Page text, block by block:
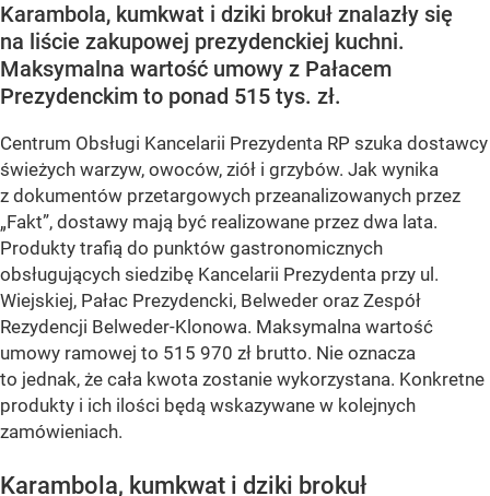
Karambola, kumkwat i dziki brokuł znalazły się
na liście zakupowej prezydenckiej kuchni.
Maksymalna wartość umowy z Pałacem
Prezydenckim to ponad 515 tys. zł.
Centrum Obsługi Kancelarii Prezydenta RP szuka dostawcy
świeżych warzyw, owoców, ziół i grzybów. Jak wynika
z dokumentów przetargowych przeanalizowanych przez
„Fakt”, dostawy mają być realizowane przez dwa lata.
Produkty trafią do punktów gastronomicznych
obsługujących siedzibę Kancelarii Prezydenta przy ul.
Wiejskiej, Pałac Prezydencki, Belweder oraz Zespół
Rezydencji Belweder-Klonowa. Maksymalna wartość
umowy ramowej to 515 970 zł brutto. Nie oznacza
to jednak, że cała kwota zostanie wykorzystana. Konkretne
produkty i ich ilości będą wskazywane w kolejnych
zamówieniach.
Karambola, kumkwat i dziki brokuł